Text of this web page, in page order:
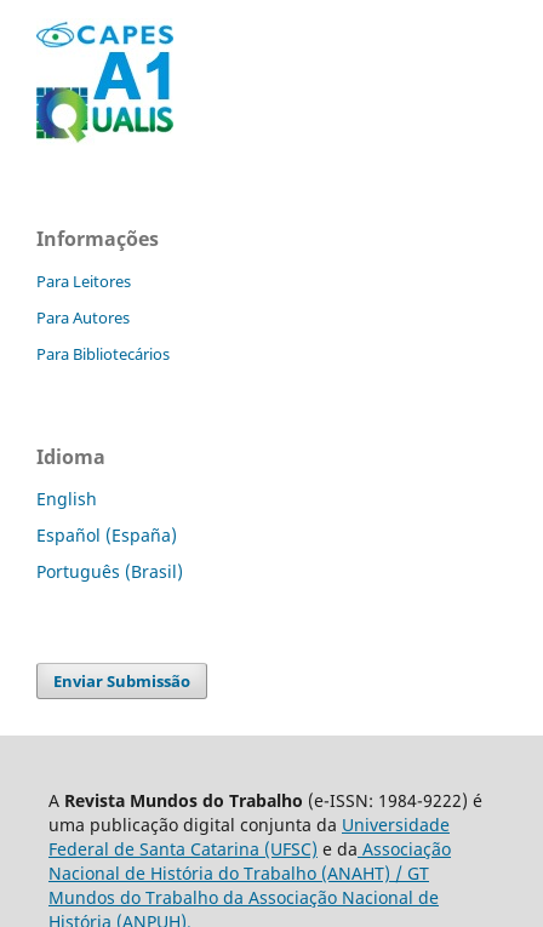
Informações
Para Leitores
Para Autores
Para Bibliotecários
Idioma
English
Español (España)
Português (Brasil)
Enviar Submissão
A Revista Mundos do Trabalho (e-ISSN: 1984-9222) é
uma publicação digital conjunta da Universidade
Federal de Santa Catarina (UFSC) e da Associação
Nacional de História do Trabalho (ANAHT) / GT
Mundos do Trabalho da Associação Nacional de
História (ANPUH).